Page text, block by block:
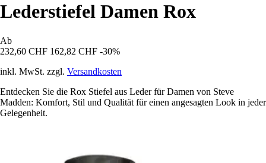
Lederstiefel Damen Rox
Ab
232,60 CHF 162,82 CHF -30%
inkl. MwSt. zzgl. Versandkosten
Entdecken Sie die Rox Stiefel aus Leder für Damen von Steve
Madden: Komfort, Stil und Qualität für einen angesagten Look in jeder
Gelegenheit.